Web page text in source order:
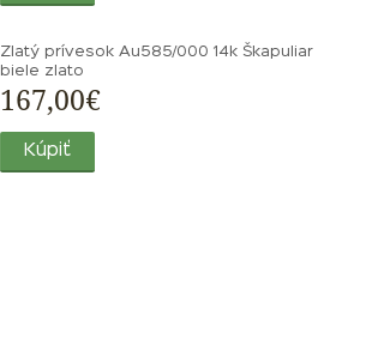
Zlatý prívesok Au585/000 14k Škapuliar
biele zlato
167,00€
Kúpiť